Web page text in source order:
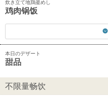
炊き立て地鶏釜めし
鸡肉锅饭
本日のデザート
甜品
不限量畅饮